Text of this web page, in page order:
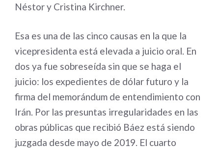
Néstor y Cristina Kirchner.
Esa es una de las cinco causas en la que la
vicepresidenta está elevada a juicio oral. En
dos ya fue sobreseída sin que se haga el
juicio: los expedientes de dólar futuro y la
firma del memorándum de entendimiento con
Irán. Por las presuntas irregularidades en las
obras públicas que recibió Báez está siendo
juzgada desde mayo de 2019. El cuarto